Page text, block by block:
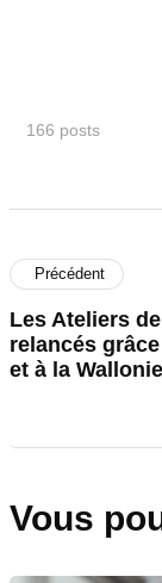
166 posts
Précédent
Les Ateliers
relancés
et à la Wallonie
Vous